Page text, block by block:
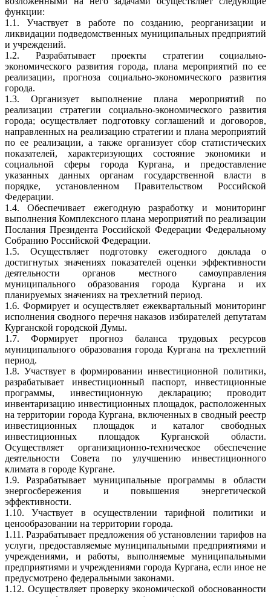
функции:
1.1. Участвует в работе по созданию, реорганизации и
ликвидации подведомственных муниципальных предприятий
и учреждений.
1.2. Разрабатывает проекты стратегии социально-
экономического развития города, плана мероприятий по ее
реализации, прогноза социально-экономического развития
города.
1.3. Организует выполнение плана мероприятий по
реализации стратегии социально-экономического развития
города; осуществляет подготовку соглашений и договоров,
направленных на реализацию стратегии и плана мероприятий
по ее реализации, а также организует сбор статистических
показателей, характеризующих состояние экономики и
социальной сферы города Кургана, и предоставление
указанных данных органам государственной власти в
порядке, установленном Правительством Российской
Федерации.
1.4. Обеспечивает ежегодную разработку и мониторинг
выполнения Комплексного плана мероприятий по реализации
Послания Президента Российской Федерации Федеральному
Собранию Российской Федерации.
1.5. Осуществляет подготовку ежегодного доклада о
достигнутых значениях показателей оценки эффективности
деятельности органов местного самоуправления
муниципального образования города Кургана и их
планируемых значениях на трехлетний период.
1.6. Формирует и осуществляет ежеквартальный мониторинг
исполнения сводного перечня наказов избирателей депутатам
Курганской городской Думы.
1.7. Формирует прогноз баланса трудовых ресурсов
муниципального образования города Кургана на трехлетний
период.
1.8. Участвует в формировании инвестиционной политики,
разрабатывает инвестиционный паспорт, инвестиционные
программы, инвестиционную декларацию; проводит
инвентаризацию инвестиционных площадок, расположенных
на территории города Кургана, включенных в сводный реестр
инвестиционных площадок и каталог свободных
инвестиционных площадок Курганской области.
Осуществляет организационно-техническое обеспечение
деятельности Совета по улучшению инвестиционного
климата в городе Кургане.
1.9. Разрабатывает муниципальные программы в области
энергосбережения и повышения энергетической
эффективности.
1.10. Участвует в осуществлении тарифной политики и
ценообразовании на территории города.
1.11. Разрабатывает предложения об установлении тарифов на
услуги, предоставляемые муниципальными предприятиями и
учреждениями, и работы, выполняемые муниципальными
предприятиями и учреждениями города Кургана, если иное не
предусмотрено федеральными законами.
1.12. Осуществляет проверку экономической обоснованности